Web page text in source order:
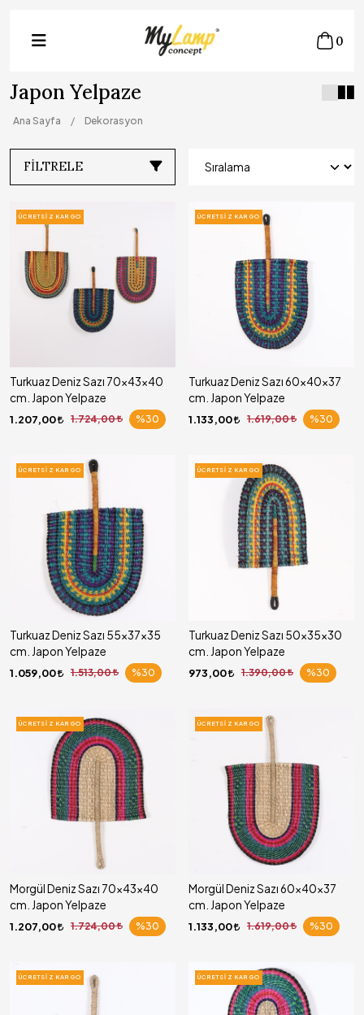
0
Japon Yelpaze
Ana Sayfa Dekorasyon
FILTRELE
ÜCRETSIZ KARGO
Turkuaz Deniz Sazı 70x43x40
cm. Japon Yelpaze
1.207,00 1.724,00 %30
ÜCRETSIZ KARGO
Turkuaz Deniz Sazı 60x40x37
cm. Japon Yelpaze
1.133,00 1.619,00 %30
ÜCRETSIZ KARGO
Turkuaz Deniz Sazı 55x37x35
cm. Japon Yelpaze
1.059,00 1.513,00 %30
ÜCRETSIZ KARGO
Turkuaz Deniz Sazı 50x35x30
cm. Japon Yelpaze
973,00 1.390,00 %30
ÜCRETSIZ KARGO
Morgül Deniz Sazı 70x43x40
cm. Japon Yelpaze
1.207,00 1.724,00 %30
ÜCRETSIZ KARGO
Morgül Deniz Sazı 60x40x37
cm. Japon Yelpaze
1.133,00 1.619,00 %30
ÜCRETSIZ KARGO ÜCRETSIZ KARGO